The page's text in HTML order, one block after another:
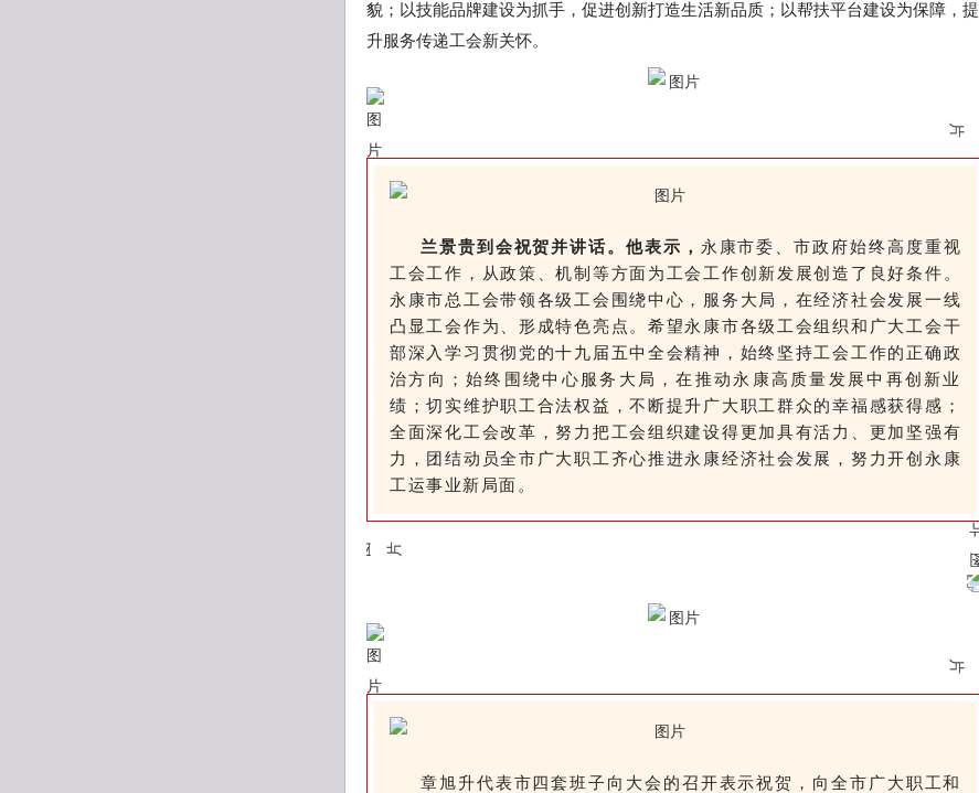
貌；以技能品牌建设为抓手，促进创新打造生活新品质；以帮扶平台建设为保障，提
升服务传递工会新关怀。
兰景贵到会祝贺并讲话。他表示， 永康市委、市政府始终高度重视
工会工作，从政策、机制等方面为工会工作创新发展创造了良好条件。
永康市总工会带领各级工会围绕中心，服务大局，在经济社会发展一线
凸显工会作为、形成特色亮点。希望永康市各级工会组织和广大工会干
部深入学习贯彻党的十九届五中全会精神，始终坚持工会工作的正确政
治方向；始终围绕中心服务大局，在推动永康高质量发展中再创新业
绩；切实维护职工合法权益，不断提升广大职工群众的幸福感获得感；
全面深化工会改革，努力把工会组织建设得更加具有活力、更加坚强有
力，团结动员全市广大职工齐心推进永康经济社会发展，努力开创永康
工运事业新局面。
章旭升代表市四套班子向大会的召开表示祝贺，向全市广大职工和